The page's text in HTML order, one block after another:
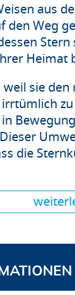
aus
den Weg
Heimat
sie
die